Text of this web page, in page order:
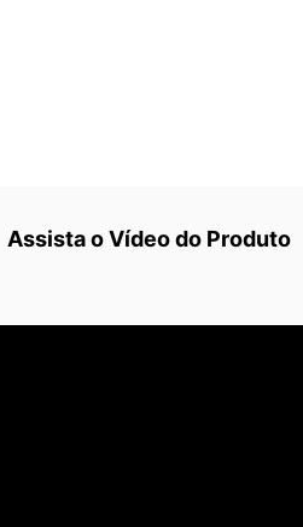
Assista o Vídeo do Produto